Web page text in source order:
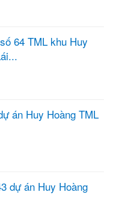
64 TML khu Huy
án Huy Hoàng TML
dự án Huy Hoàng